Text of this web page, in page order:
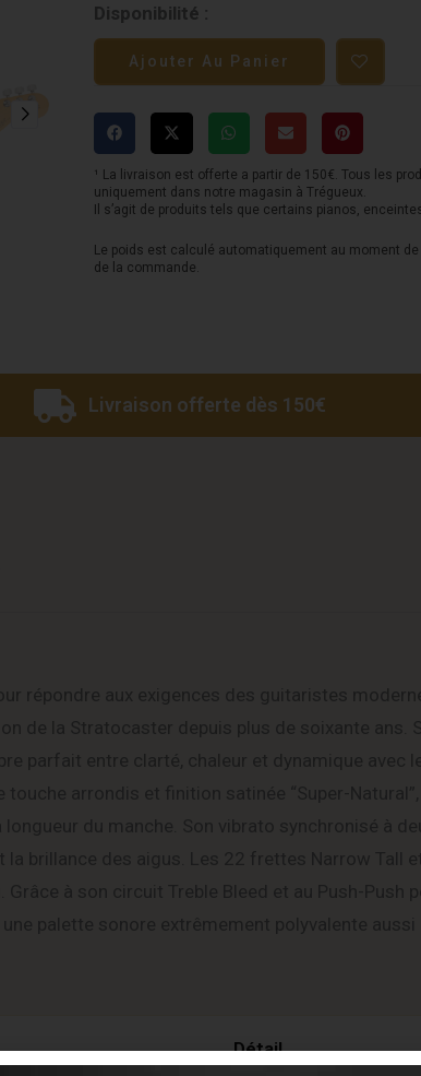
Disponibilité :
quantité
de
Fender
Stratocaster
American
Pro
II
-
Dark
Ajouter Au Panier
¹ La livraison est offerte a partir de 150€. Tous les
uniquement dans notre magasin à Trégueux.
Il s’agit de produits tels que certains pianos,
Le poids est calculé automatiquement au moment
de la commande.
Livraison offerte dès 150€
Détail